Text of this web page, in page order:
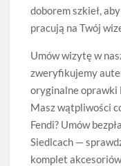
doborem szkieł,
pracują na Twój
Umów wizytę w
zweryfikujemy
oryginalne oprawki
Masz wątpliwości
Fendi? Umów
Siedlcach —
komplet